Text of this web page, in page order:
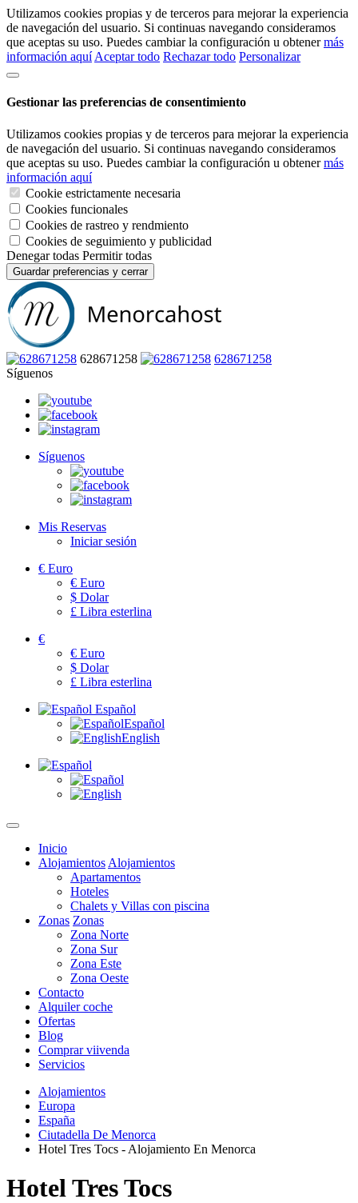
Utilizamos cookies propias y de terceros para mejorar la experiencia
de navegación del usuario. Si continuas navegando consideramos
que aceptas su uso. Puedes cambiar la configuración u obtenermás
información aquí Aceptar todo Rechazar todo Personalizar
Gestionar las preferencias de consentimiento
Utilizamos cookies propias y de terceros para mejorar la experiencia
de navegación del usuario. Si continuas navegando consideramos
que aceptas su uso. Puedes cambiar la configuración u obtenermás
información aquí
Cookie estrictamente necesaria
Cookies funcionales
Cookies de rastreo y rendmiento
Cookies de seguimiento y publicidad
Denegar todas Permitir todas
Guardar preferencias y cerrar
628671258
628671258
Síguenos
Síguenos
Mis Reservas
Iniciar sesión
€ Euro
€ Euro
$ Dolar
£ Libra esterlina
€
€ Euro
$ Dolar
£ Libra esterlina
Español
Español
English
Inicio
Alojamientos Alojamientos
Apartamentos
Hoteles
Chalets y Villas con piscina
Zonas Zonas
Zona Norte
Zona Sur
Zona Este
Zona Oeste
Contacto
Alquiler coche
Ofertas
Blog
Comprar viivenda
Servicios
Alojamientos
Europa
España
Ciutadella De Menorca
Hotel Tres Tocs - Alojamiento En Menorca
Hotel Tres Tocs